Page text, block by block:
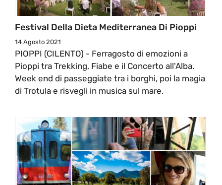
Festival Della Dieta Mediterranea Di Pioppi
14 Agosto 2021
PIOPPI (CILENTO) - Ferragosto di emozioni a
Pioppi tra Trekking, Fiabe e il Concerto all'Alba.
Week end di passeggiate tra i borghi, poi la magia
di Trotula e risvegli in musica sul mare.